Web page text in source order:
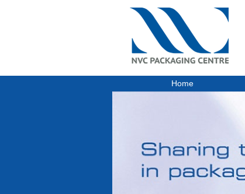
Home